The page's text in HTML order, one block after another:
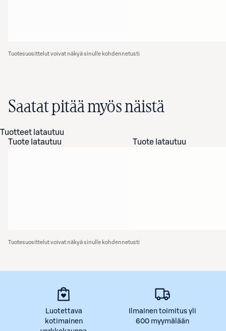
Tuotesuosittelut voivat näkyä sinulle kohdennetusti
Saatat pitää myös näistä
Tuotteet latautuu
Tuote latautuu
Tuote latautuu
Tuotesuosittelut voivat näkyä sinulle kohdennetusti
Luotettava
kotimainen
Ilmainen toimitus yli
600 myymälään